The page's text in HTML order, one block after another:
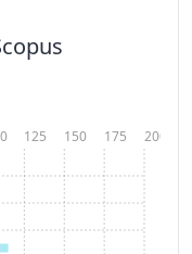
125 150 175 200